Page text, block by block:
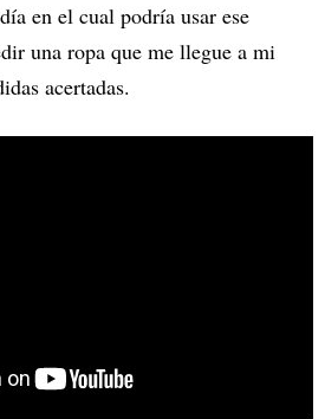
en el cual podría usar ese
una ropa que me llegue a mi
acertadas.